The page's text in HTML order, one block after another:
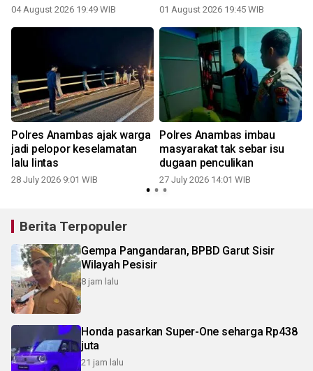
04 August 2026 19:49 WIB 01 August 2026 19:45 WIB
Polres Anambas ajak warga
jadi pelopor keselamatan
lalu lintas
28 July 2026 9:01 WIB
Polres Anambas imbau
masyarakat tak sebar isu
dugaan penculikan
27 July 2026 14:01 WIB
Berita Terpopuler
Gempa Pangandaran, BPBD Garut Sisir
Wilayah Pesisir
8 jam lalu
Honda pasarkan Super-One seharga Rp438
juta
21 jam lalu